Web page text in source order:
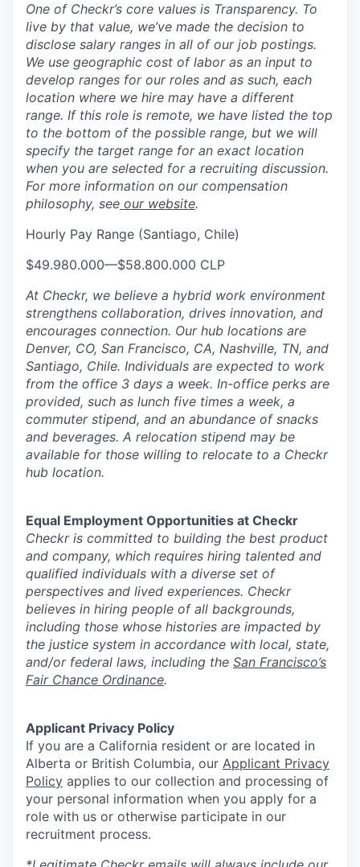
One of Checkr’s core values is Transparency. To
live by that value, we’ve made the decision to
disclose salary ranges in all of our job postings.
We use geographic cost of labor as an input to
develop ranges for our roles and as such, each
location where we hire may have a different
range. If this role is remote, we have listed the top
to the bottom of the possible range, but we will
specify the target range for an exact location
when you are selected for a recruiting discussion.
For more information on our compensation
philosophy, see our website.
Hourly Pay Range (Santiago, Chile)
$49.980.000—$58.800.000 CLP
At Checkr, we believe a hybrid work environment
strengthens collaboration, drives innovation, and
encourages connection. Our hub locations are
Denver, CO, San Francisco, CA, Nashville, TN, and
Santiago, Chile. Individuals are expected to work
from the office 3 days a week. In-office perks are
provided, such as lunch five times a week, a
commuter stipend, and an abundance of snacks
and beverages. A relocation stipend may be
available for those willing to relocate to a Checkr
hub location.
Equal Employment Opportunities at Checkr
Checkr is committed to building the best product
and company, which requires hiring talented and
qualified individuals with a diverse set of
perspectives and lived experiences. Checkr
believes in hiring people of all backgrounds,
including those whose histories are impacted by
the justice system in accordance with local, state,
and/or federal laws, including the San Francisco’s
Fair Chance Ordinance.
Applicant Privacy Policy
If you are a California resident or are located in
Alberta or British Columbia, our Applicant Privacy
Policy applies to our collection and processing of
your personal information when you apply for a
role with us or otherwise participate in our
recruitment process.